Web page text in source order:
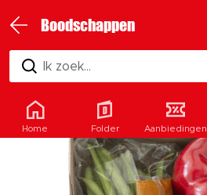
Boodschappen
Ik zoek...
Home Folder Aanbiedingen